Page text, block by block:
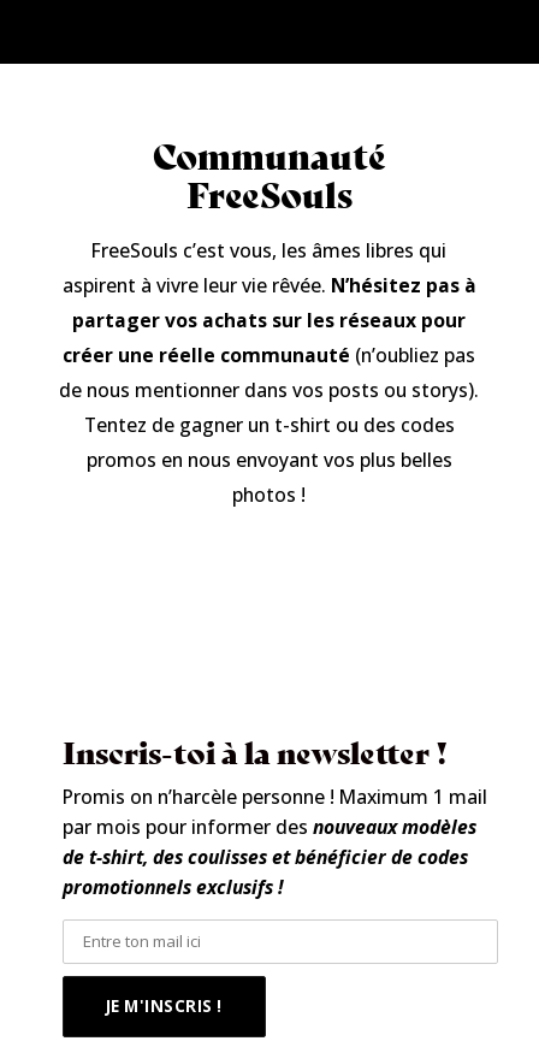
Communauté
FreeSouls
FreeSouls c’est vous, les âmes libres qui
aspirent à vivre leur vie rêvée. N’hésitez pas à
partager vos achats sur les réseaux pour
créer une réelle communauté (n’oubliez pas
de nous mentionner dans vos posts ou storys).
Tentez de gagner un t-shirt ou des codes
promos en nous envoyant vos plus belles
photos !
Inscris-toi à la newsletter !
Promis on n’harcèle personne ! Maximum 1 mail
par mois pour informer des nouveaux modèles
de t-shirt, des coulisses et bénéficier de codes
promotionnels exclusifs !